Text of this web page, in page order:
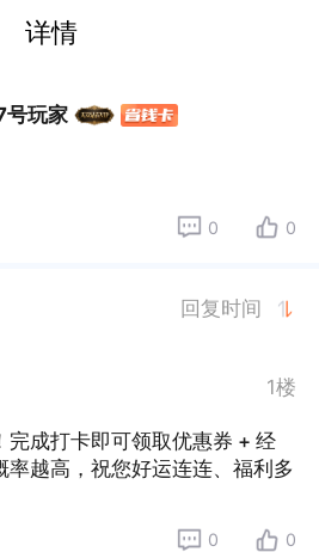
详情
玩家
0 0
回复时间
1楼
完成打卡即可领取优惠券 + 经
率越高，祝您好运连连、福利多
0 0